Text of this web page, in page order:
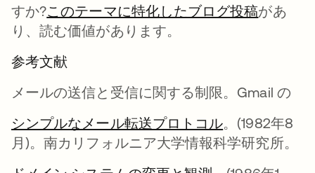
すか?このテーマに特化したブログ投稿があ
り、読む価値があります。
参考文献
メールの送信と受信に関する制限。Gmail の
シンプルなメール転送プロトコル。(1982年8
月)。南カリフォルニア大学情報科学研究所。